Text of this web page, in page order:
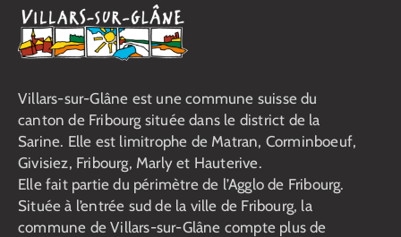
Villars-sur-Glâne est une commune suisse du
canton de Fribourg située dans le district de la
Sarine. Elle est limitrophe de Matran, Corminboeuf,
Givisiez, Fribourg, Marly et Hauterive.
Elle fait partie du périmètre de l’Agglo de Fribourg.
Située à l’entrée sud de la ville de Fribourg, la
commune de Villars-sur-Glâne compte plus de